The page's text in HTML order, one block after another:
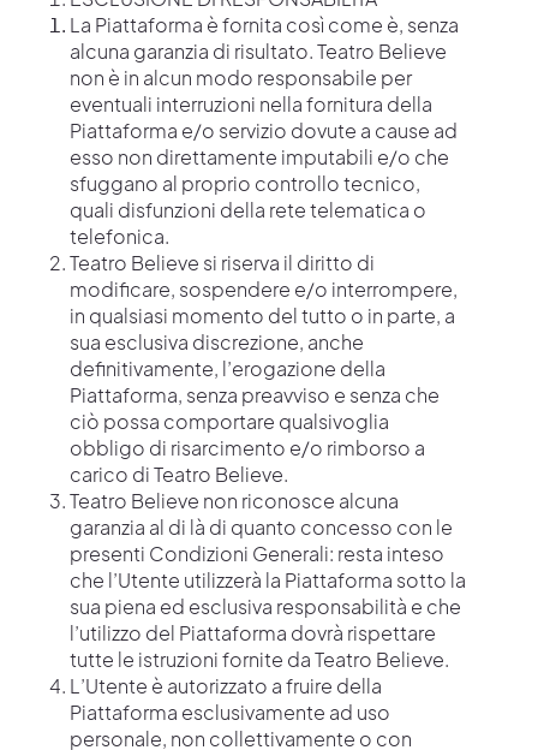
La Piattaforma è fornita così come è, senza
alcuna garanzia di risultato. Teatro Believe
non è in alcun modo responsabile per
eventuali interruzioni nella fornitura della
Piattaforma e/o servizio dovute a cause ad
esso non direttamente imputabili e/o che
sfuggano al proprio controllo tecnico,
quali disfunzioni della rete telematica o
telefonica.
Teatro Believe si riserva il diritto di
modificare, sospendere e/o interrompere,
in qualsiasi momento del tutto o in parte, a
sua esclusiva discrezione, anche
definitivamente, l’erogazione della
Piattaforma, senza preavviso e senza che
ciò possa comportare qualsivoglia
obbligo di risarcimento e/o rimborso a
carico di Teatro Believe.
Teatro Believe non riconosce alcuna
garanzia al di là di quanto concesso con le
presenti Condizioni Generali: resta inteso
che l’Utente utilizzerà la Piattaforma sotto la
sua piena ed esclusiva responsabilità e che
l’utilizzo del Piattaforma dovrà rispettare
tutte le istruzioni fornite da Teatro Believe.
L’Utente è autorizzato a fruire della
Piattaforma esclusivamente ad uso
personale, non collettivamente o con